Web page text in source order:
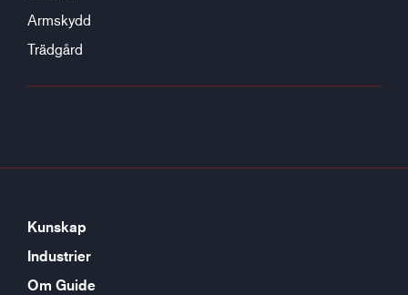
Armskydd
Trädgård
Kunskap
Industrier
Om Guide